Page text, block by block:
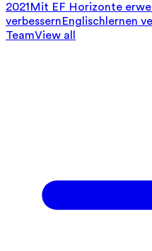
2021Mit EF Horizonte
verbessernEnglischlernen
TeamView all